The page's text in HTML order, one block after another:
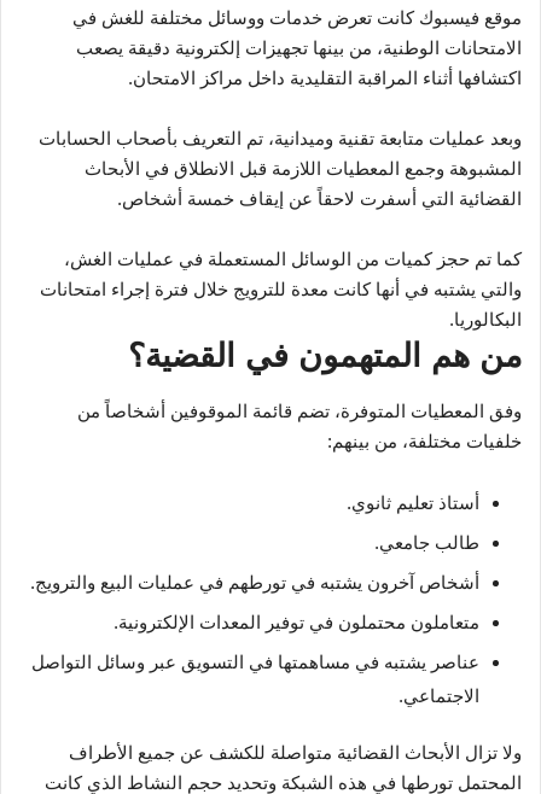
موقع فيسبوك كانت تعرض خدمات ووسائل مختلفة للغش في
الامتحانات الوطنية، من بينها تجهيزات إلكترونية دقيقة يصعب
اكتشافها أثناء المراقبة التقليدية داخل مراكز الامتحان.
وبعد عمليات متابعة تقنية وميدانية، تم التعريف بأصحاب الحسابات
المشبوهة وجمع المعطيات اللازمة قبل الانطلاق في الأبحاث
القضائية التي أسفرت لاحقاً عن إيقاف خمسة أشخاص.
كما تم حجز كميات من الوسائل المستعملة في عمليات الغش،
والتي يشتبه في أنها كانت معدة للترويج خلال فترة إجراء امتحانات
البكالوريا.
من هم المتهمون في القضية؟
وفق المعطيات المتوفرة، تضم قائمة الموقوفين أشخاصاً من
خلفيات مختلفة، من بينهم:
أستاذ تعليم ثانوي.
طالب جامعي.
أشخاص آخرون يشتبه في تورطهم في عمليات البيع والترويج.
متعاملون محتملون في توفير المعدات الإلكترونية.
عناصر يشتبه في مساهمتها في التسويق عبر وسائل التواصل
الاجتماعي.
ولا تزال الأبحاث القضائية متواصلة للكشف عن جميع الأطراف
المحتمل تورطها في هذه الشبكة وتحديد حجم النشاط الذي كانت